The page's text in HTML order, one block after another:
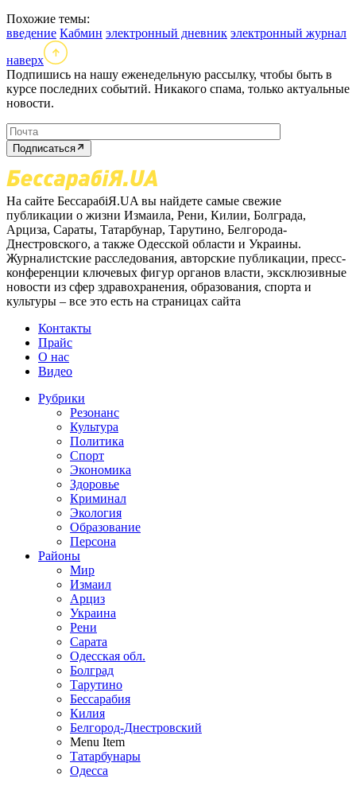
Похожие темы:
введение Кабмин электронный дневник электронный журнал
наверх
Подпишись на нашу еженедельную рассылку, чтобы быть в
курсе последних событий. Никакого спама, только актуальные
новости.
Подписаться
На сайте БессарабіЯ.UA вы найдете самые свежие
публикации о жизни Измаила, Рени, Килии, Болграда,
Арциза, Сараты, Татарбунар, Тарутино, Белгорода-
Днестровского, а также Одесской области и Украины.
Журналистские расследования, авторские публикации, пресс-
конференции ключевых фигур органов власти, эксклюзивные
новости из сфер здравохранения, образования, спорта и
культуры – все это есть на страницах сайта
Контакты
Прайс
О нас
Видео
Рубрики
Резонанс
Культура
Политика
Спорт
Экономика
Здоровье
Криминал
Экология
Образование
Персона
Районы
Мир
Измаил
Арциз
Украина
Рени
Сарата
Одесская обл.
Болград
Тарутино
Бессарабия
Килия
Белгород-Днестровский
Menu Item
Татарбунары
Одесса